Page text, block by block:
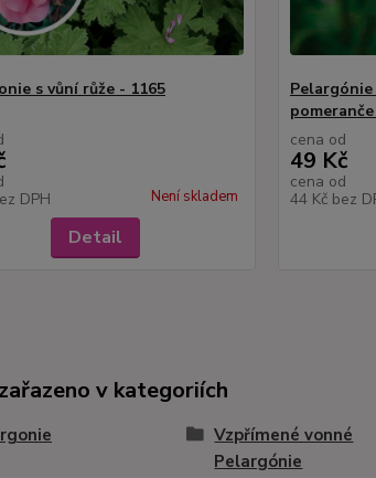
s vůní růže - 1165
DPH Není skladem
Detail
cena od
49 Kč
cena od
44 Kč bez
v kategoriích
Vzpřímené vonné
Pelargónie